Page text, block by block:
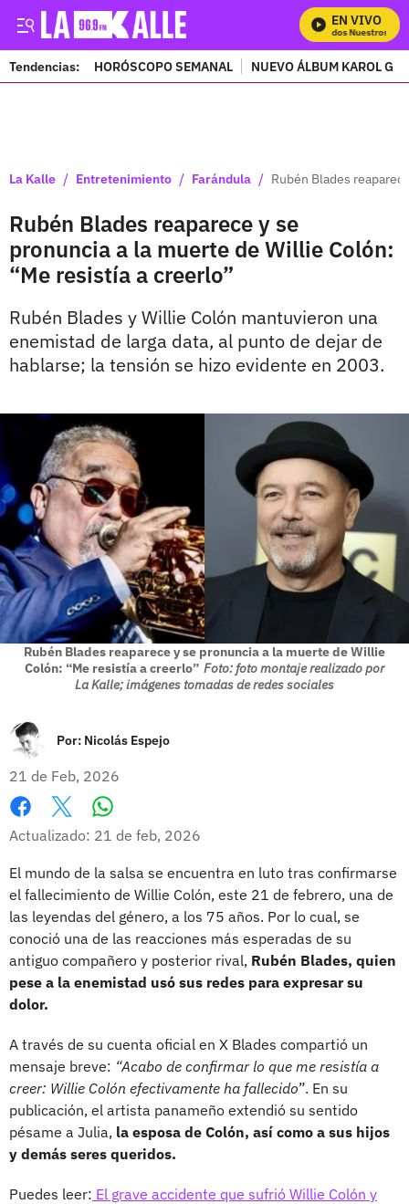
EN VIVO
Mira Todos Nuestros
Tendencias: HORÓSCOPO SEMANAL NUEVO ÁLBUM KAROL G
La Kalle / Entretenimiento / Farándula / Rubén Blades
Rubén Blades reaparece y se
pronuncia a la muerte de Willie Colón:
“Me resistía a creerlo”
Rubén Blades y Willie Colón mantuvieron una
enemistad de larga data, al punto de dejar de
hablarse; la tensión se hizo evidente en 2003.
Rubén Blades reaparece y se pronuncia a la muerte de Willie
Colón: “Me resistía a creerlo” Foto: foto montaje realizado por
La Kalle; imágenes tomadas de redes sociales
Por: Nicolás Espejo
21 de Feb, 2026
Facebook
X
Actualizado: 21 de feb, 2026
El mundo de la salsa se encuentra en luto tras confirmarse
el fallecimiento de Willie Colón, este 21 de febrero, una de
las leyendas del género, a los 75 años. Por lo cual, se
conoció una de las reacciones más esperadas de su
antiguo compañero y posterior rival, Rubén Blades, quien
pese a la enemistad usó sus redes para expresar su
dolor.
A través de su cuenta oficial en X Blades compartió un
mensaje breve: “Acabo de confirmar lo que me resistía a
creer: Willie Colón efectivamente ha fallecido”. En su
publicación, el artista panameño extendió su sentido
pésame a Julia, la esposa de Colón, así como a sus hijos
y demás seres queridos.
Puedes leer: El grave accidente que sufrió Willie Colón y